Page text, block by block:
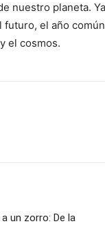
nuestro planeta.
futuro, el año
el cosmos.
un zorro: De la